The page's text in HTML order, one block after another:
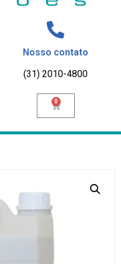
Nosso contato
(31) 2010-4800
0